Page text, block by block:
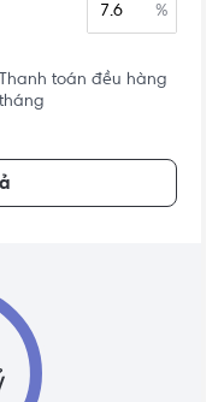
%
Thanh toán đều hàng
tháng